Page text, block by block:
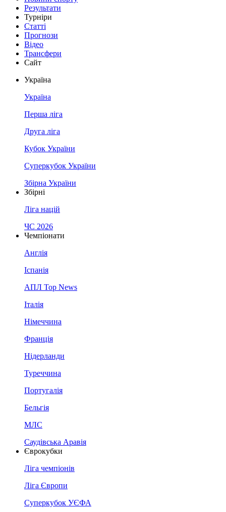
Результати
Турніри
Статті
Прогнози
Відео
Трансфери
Сайт
Україна
Україна
Перша ліга
Друга ліга
Кубок України
Суперкубок України
Збірна України
Збірні
Ліга націй
ЧС 2026
Чемпіонати
Англія
Іспанія
АПЛ Top News
Італія
Німеччина
Франція
Нідерланди
Туреччина
Португалія
Бельгія
МЛС
Саудівська Аравія
Єврокубки
Ліга чемпіонів
Ліга Європи
Суперкубок УЄФА